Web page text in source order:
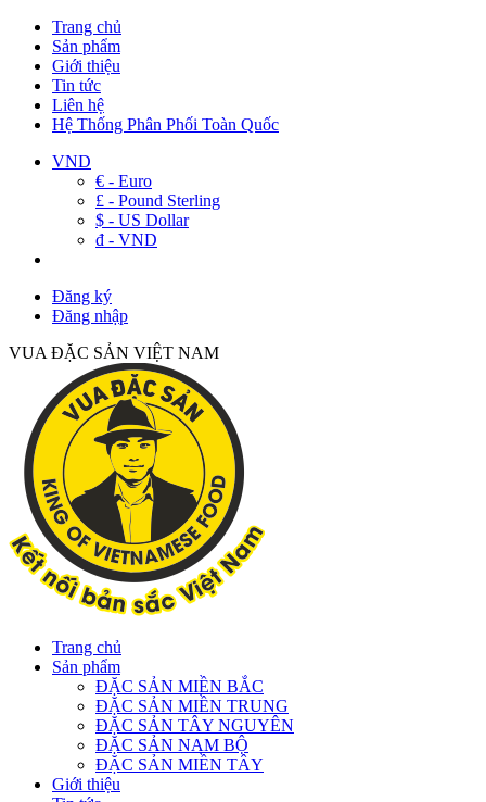
Trang chủ
Sản phẩm
Giới thiệu
Tin tức
Liên hệ
Hệ Thống Phân Phối Toàn Quốc
VND
€ - Euro
£ - Pound Sterling
$ - US Dollar
đ - VND
Đăng ký
Đăng nhập
VUA ĐẶC SẢN VIỆT NAM
Trang chủ
Sản phẩm
ĐẶC SẢN MIỀN BẮC
ĐẶC SẢN MIỀN TRUNG
ĐẶC SẢN TÂY NGUYÊN
ĐẶC SẢN NAM BỘ
ĐẶC SẢN MIỀN TÂY
Giới thiệu